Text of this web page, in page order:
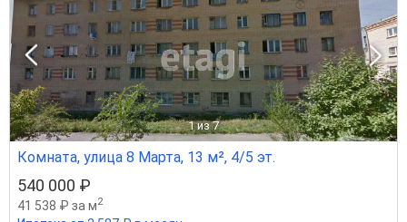
1 из 7
Комната, улица 8 Марта, 13 м², 4/5 эт.
540 000 ₽
41 538 ₽ за м2